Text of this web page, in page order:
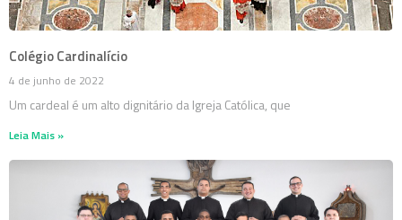
Colégio Cardinalício
4 de junho de 2022
Um cardeal é um alto dignitário da Igreja Católica, que
Leia Mais »